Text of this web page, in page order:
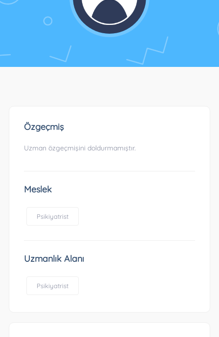
Özgeçmiş
Uzman özgeçmişini doldurmamıştır.
Meslek
Psikiyatrist
Uzmanlık Alanı
Psikiyatrist